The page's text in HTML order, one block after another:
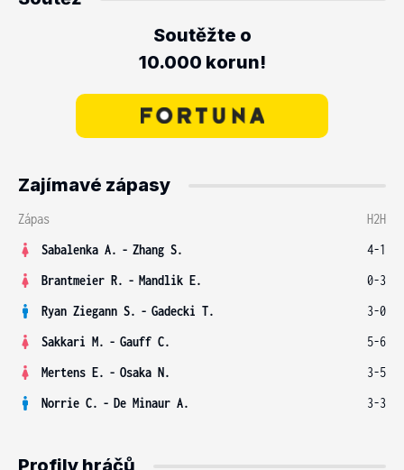
Soutěžte o
10.000 korun!
Zajímavé zápasy
Zápas
H2H
Sabalenka A. - Zhang S.
4-1
Brantmeier R. - Mandlik E.
0-3
Ryan Ziegann S. - Gadecki T.
3-0
Sakkari M. - Gauff C.
5-6
Mertens E. - Osaka N.
3-5
Norrie C. - De Minaur A. 3-3
Profily hráčů